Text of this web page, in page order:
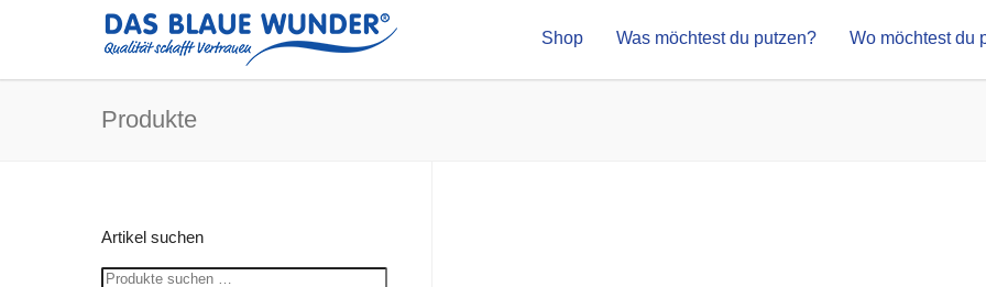
Shop Was möchtest du putzen? Wo möchtest du
Produkte
Artikel suchen